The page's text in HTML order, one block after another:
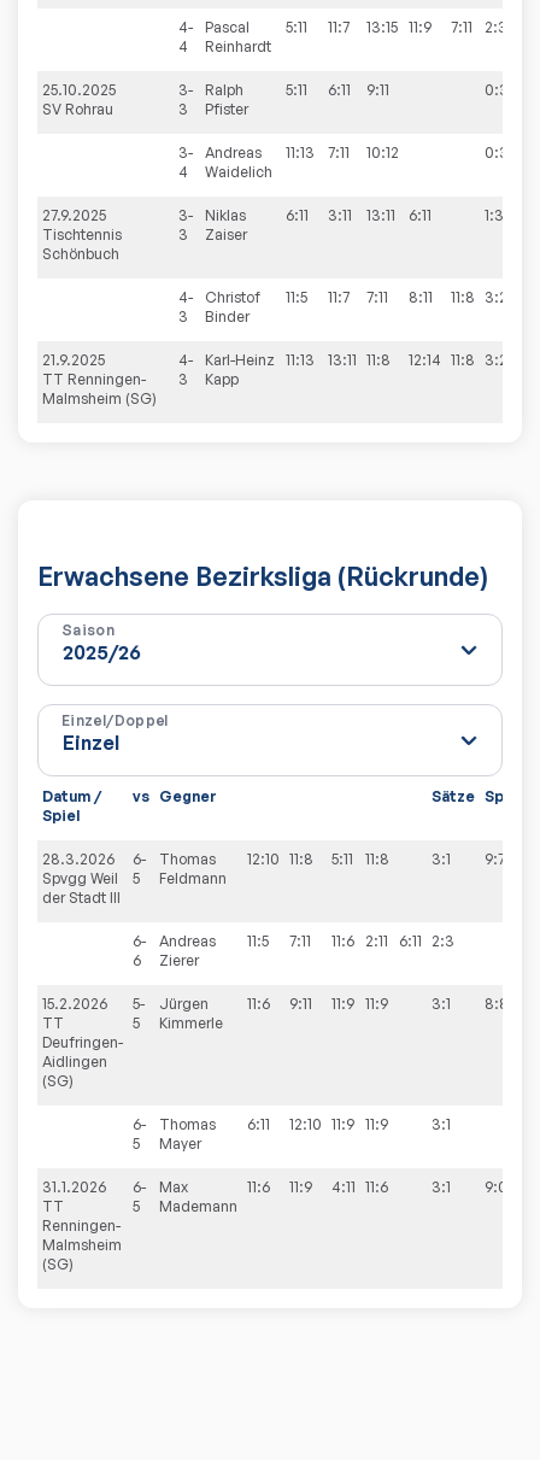
4-
4
Pascal
Reinhardt
5:11 11:7 13:15 11:9 7:11 2:3
25.10.2025
SV Rohrau
3-
3
Ralph
Pfister
5:11 6:11 9:11 0:3
3-
4
Andreas
Waidelich
11:13 7:11 10:12 0:3
27.9.2025
Tischtennis
Schönbuch
3-
3
Niklas
Zaiser
6:11 3:11 13:11 6:11 1:3
4-
3
Christof
Binder
11:5 11:7 7:11 8:11 11:8 3:2
21.9.2025
TT Renningen-
Malmsheim (SG)
4-
3
Karl-Heinz
Kapp
11:13 13:11 11:8 12:14 11:8 3:2
Erwachsene Bezirksliga (Rückrunde)
Saison
Einzel/Doppel
Datum /
Spiel
vs Gegner Sätze Spiele
28.3.2026
Spvgg Weil
der Stadt III
6-
5
Thomas
Feldmann
12:10 11:8 5:11 11:8 3:1 9:7
6-
6
Andreas
Zierer
11:5 7:11 11:6 2:11 6:11 2:3
15.2.2026
TT
Deufringen-
Aidlingen
(SG)
5-
5
Jürgen
Kimmerle
11:6 9:11 11:9 11:9 3:1 8:8
6-
5
Thomas
Mayer
6:11 12:10 11:9 11:9 3:1
31.1.2026
TT
Renningen-
Malmsheim
(SG)
6-
5
Max
Mademann
11:6 11:9 4:11 11:6 3:1 9:0